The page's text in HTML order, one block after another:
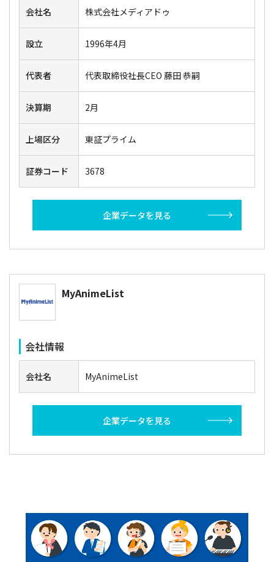
会社名 株式会社メディアドゥ
設立 1996年4月
代表者 代表取締役社長CEO 藤田 恭嗣
決算期 2月
上場区分 東証プライム
証券コード 3678
企業データを見る
MyAnimeList
会社情報
会社名 MyAnimeList
企業データを見る